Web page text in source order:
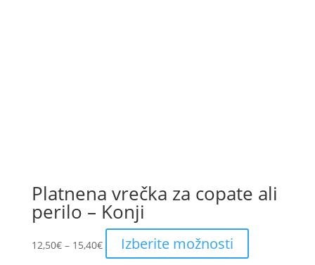
Platnena vrečka za copate ali
perilo – Konji
12,50€ – 15,40€Price
range:
Izberite možnosti
product